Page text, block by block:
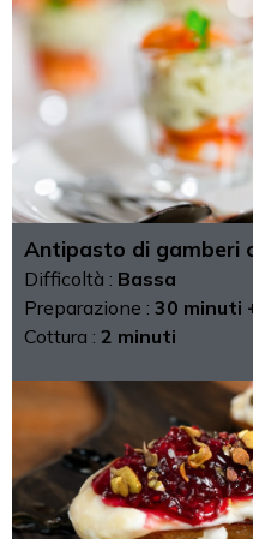
Antipasto di gamberi
Difficoltà : Bassa
Preparazione : 30 minuti
Cottura : 2 minuti